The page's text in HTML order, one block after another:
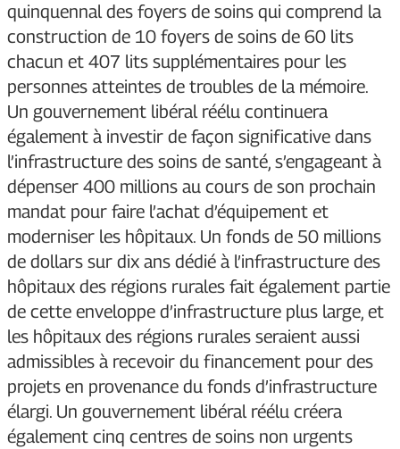
quinquennal des foyers de soins qui comprend la
construction de 10 foyers de soins de 60 lits
chacun et 407 lits supplémentaires pour les
personnes atteintes de troubles de la mémoire.
Un gouvernement libéral réélu continuera
également à investir de façon significative dans
l’infrastructure des soins de santé, s’engageant à
dépenser 400 millions au cours de son prochain
mandat pour faire l’achat d’équipement et
moderniser les hôpitaux. Un fonds de 50 millions
de dollars sur dix ans dédié à l’infrastructure des
hôpitaux des régions rurales fait également partie
de cette enveloppe d’infrastructure plus large, et
les hôpitaux des régions rurales seraient aussi
admissibles à recevoir du financement pour des
projets en provenance du fonds d’infrastructure
élargi. Un gouvernement libéral réélu créera
également cinq centres de soins non urgents